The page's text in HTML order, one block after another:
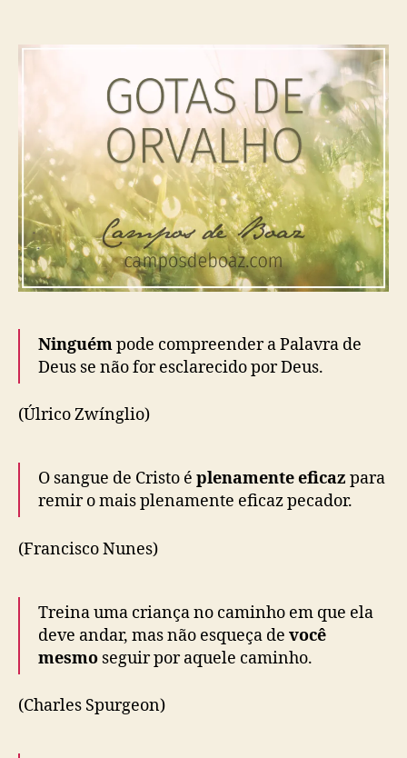
Ninguémpode compreender a Palavra de
Deus se não for esclarecido por Deus.
(Úlrico Zwínglio)
O sangue de Cristo é plenamente eficaz para
remir o mais plenamente eficaz pecador.
(Francisco Nunes)
Treina uma criança no caminho em que ela
deve andar, mas não esqueça de você
mesmo seguir por aquele caminho.
(Charles Spurgeon)